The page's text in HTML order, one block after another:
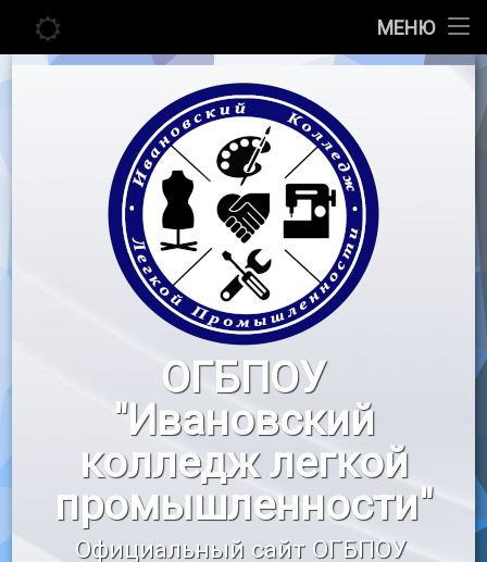
МЕНЮ
Главная
Педагогу
Воспитательная работа
«Профессионалы»
«Профессионалитет»
Образовательный кредит
Перейти
ОГБПОУ
"Ивановский
колледж легкой
промышленности"
Официальный сайт ОГБПОУ